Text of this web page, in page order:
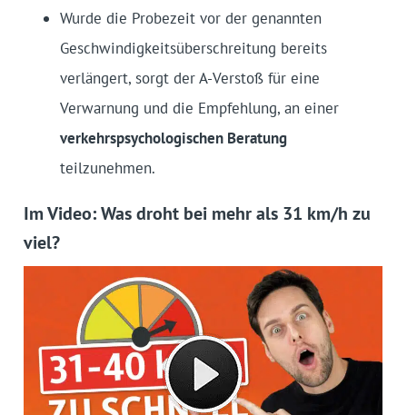
Wurde die Probezeit vor der genannten
Geschwindigkeitsüberschreitung bereits
verlängert, sorgt der A-Verstoß für eine
Verwarnung und die Empfehlung, an einer
verkehrspsychologischen Beratung
teilzunehmen.
Im Video: Was droht bei mehr als 31 km/h zu
viel?